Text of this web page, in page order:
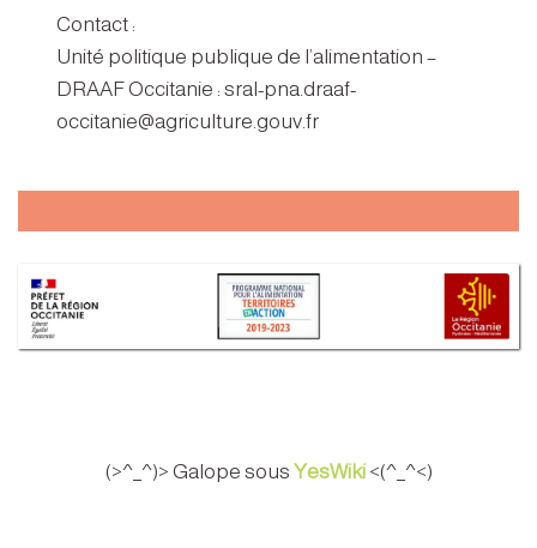
Contact :
Unité politique publique de l’alimentation –
DRAAF Occitanie : sral-pna.draaf-
occitanie@agriculture.gouv.fr
(>^_^)> Galope sous YesWiki<(^_^<)